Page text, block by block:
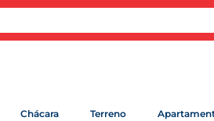
Chácara Terreno